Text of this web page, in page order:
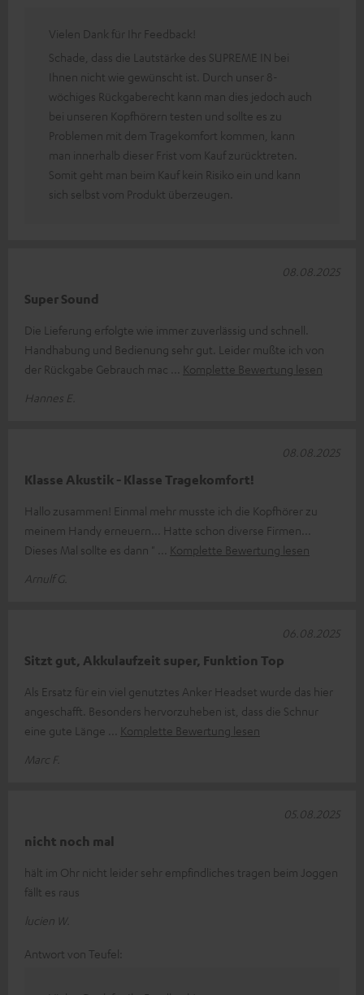
Vielen Dank für Ihr Feedback!
Schade, dass die Lautstärke des SUPREME IN bei
Ihnen nicht wie gewünscht ist. Durch unser 8-
wöchiges Rückgaberecht kann man dies jedoch auch
bei unseren Kopfhörern testen und sollte es zu
Problemen mit dem Tragekomfort kommen, kann
man innerhalb dieser Frist vom Kauf zurücktreten.
Somit geht man beim Kauf kein Risiko ein und kann
sich selbst vom Produkt überzeugen.
Super Sound
Die Lieferung erfolgte wie immer zuverlässig und schnell.
Handhabung und Bedienung sehr gut. Leider mußte ich von
der Rückgabe Gebrauch mac
Komplette Bewertung lesen
Hannes E.
08.08.2025
Klasse Akustik - Klasse Tragekomfort!
Hallo zusammen! Einmal mehr musste ich die Kopfhörer zu
meinem Handy erneuern... Hatte schon diverse Firmen...
Dieses Mal sollte es dann "
Komplette Bewertung lesen
Arnulf G.
08.08.2025
Sitzt gut, Akkulaufzeit super, Funktion Top
Als Ersatz für ein viel genutztes Anker Headset wurde das hier
angeschafft. Besonders hervorzuheben ist, dass die Schnur
eine gute Länge
Komplette Bewertung lesen
Marc F.
06.08.2025
nicht noch mal
hält im Ohr nicht leider sehr empfindliches tragen beim Joggen
fällt es raus
lucien W.
05.08.2025
Antwort von Teufel: